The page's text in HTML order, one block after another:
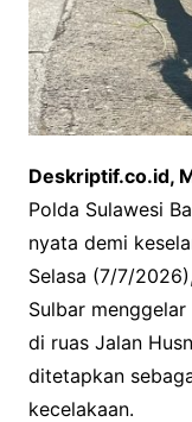
Deskriptif.co.id,
Polda Sulawesi
nyata demi
Selasa (7/7/
Sulbar
di ruas Jalan
ditetapkan
kecelakaan.